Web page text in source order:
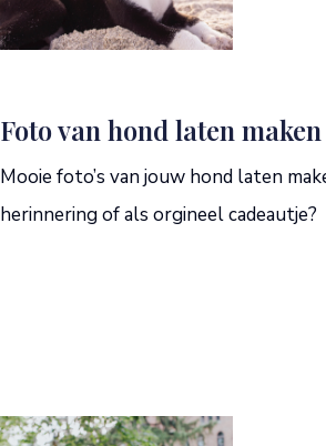
Foto van hond laten maken
Mooie foto’s van jouw hond laten
herinnering of als orgineel cadeautje?